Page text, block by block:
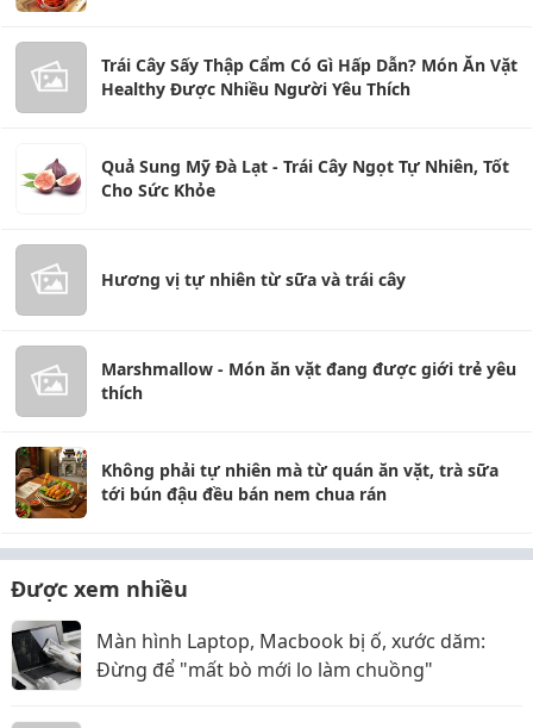
Trái Cây Sấy Thập Cẩm Có Gì Hấp Dẫn? Món Ăn Vặt
Healthy Được Nhiều Người Yêu Thích
Quả Sung Mỹ Đà Lạt - Trái Cây Ngọt Tự Nhiên, Tốt
Cho Sức Khỏe
Hương vị tự nhiên từ sữa và trái cây
Marshmallow - Món ăn vặt đang được giới trẻ yêu
thích
Không phải tự nhiên mà từ quán ăn vặt, trà sữa
tới bún đậu đều bán nem chua rán
Được xem nhiều
Màn hình Laptop, Macbook bị ố, xước dăm:
Đừng để "mất bò mới lo làm chuồng"